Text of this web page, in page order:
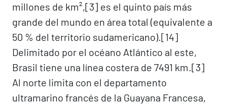
millones de km²,[3]​ es el quinto país más
grande del mundo en área total (equivalente a
50 % del territorio sudamericano).[14]​
Delimitado por el océano Atlántico al este,
Brasil tiene una línea costera de 7491 km.[3]​
Al norte limita con el departamento
ultramarino francés de la Guayana Francesa,